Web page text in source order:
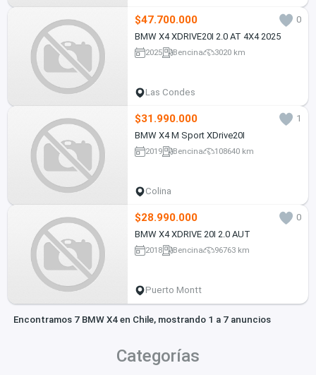
$47.700.000
0
BMW X4 XDRIVE20I 2.0 AT 4X4 2025
2025 Bencina 3020 km
Las Condes
$31.990.000
1
BMW X4 M Sport XDrive20I
2019 Bencina 108640 km
Colina
$28.990.000
0
BMW X4 XDRIVE 20I 2.0 AUT
2018 Bencina 96763 km
Puerto Montt
Encontramos 7 BMW X4 en Chile, mostrando 1 a 7 anuncios
Categorías